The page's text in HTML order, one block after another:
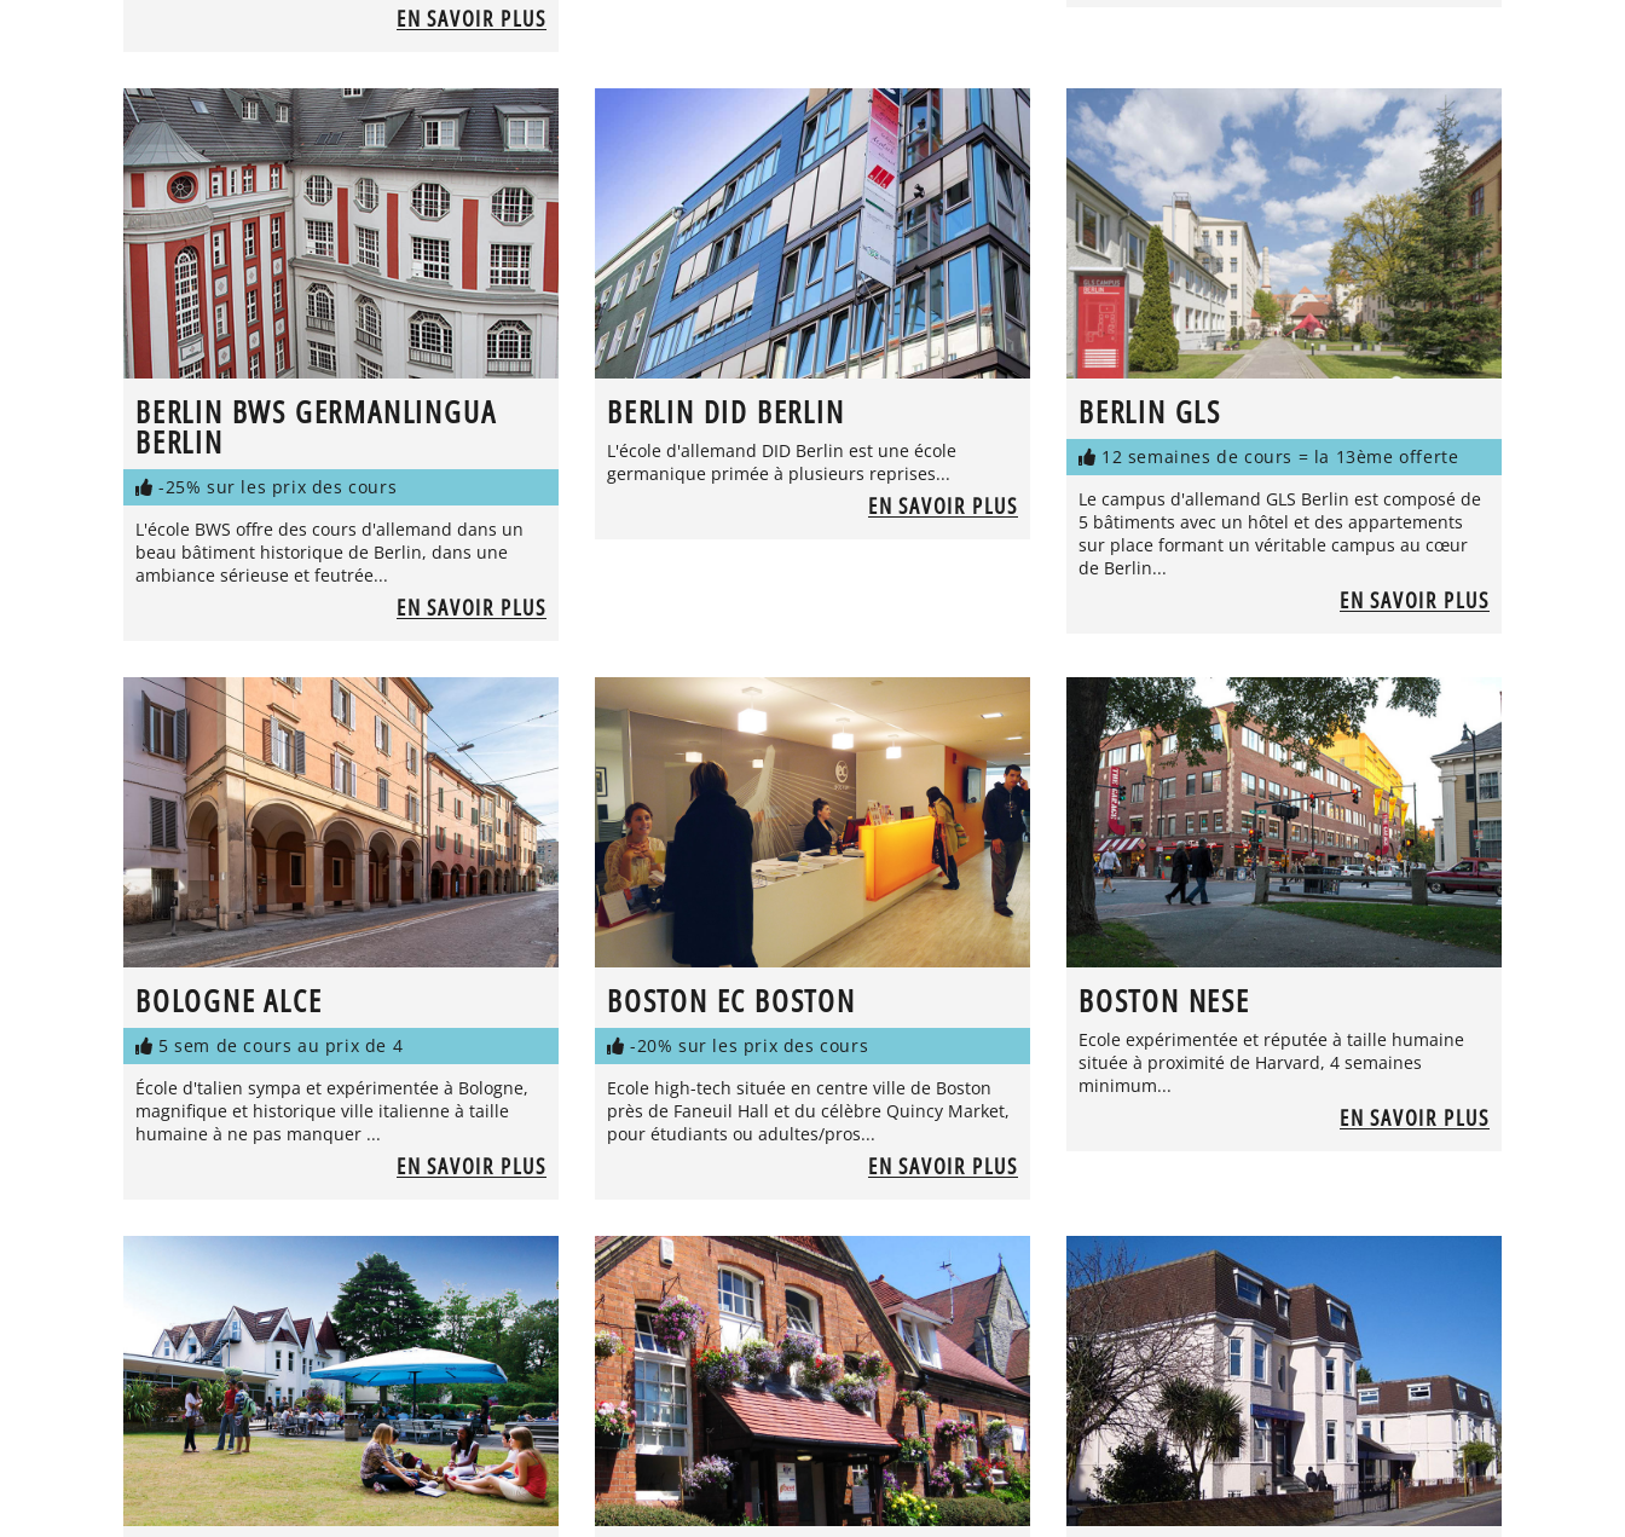
EN SAVOIR PLUS
BERLIN BWS GERMANLINGUA
BERLIN
-25% sur les prix des cours
L'école BWS offre des cours d'allemand dans un
beau bâtiment historique de Berlin, dans une
ambiance sérieuse et feutrée...
EN SAVOIR PLUS
BERLIN DID BERLIN
L'école d'allemand DID Berlin est une école
germanique primée à plusieurs reprises...
EN SAVOIR PLUS
BERLIN GLS
12 semaines de cours = la 13ème offerte
Le campus d'allemand GLS Berlin est composé de
5 bâtiments avec un hôtel et des appartements
sur place formant un véritable campus au cœur
de Berlin...
EN SAVOIR PLUS
BOLOGNE ALCE
5 sem de cours au prix de 4
École d'talien sympa et expérimentée à Bologne,
magnifique et historique ville italienne à taille
humaine à ne pas manquer ...
EN SAVOIR PLUS
BOSTON EC BOSTON
-20% sur les prix des cours
Ecole high-tech située en centre ville de Boston
près de Faneuil Hall et du célèbre Quincy Market,
pour étudiants ou adultes/pros...
EN SAVOIR PLUS
BOSTON NESE
Ecole expérimentée et réputée à taille humaine
située à proximité de Harvard, 4 semaines
minimum...
EN SAVOIR PLUS